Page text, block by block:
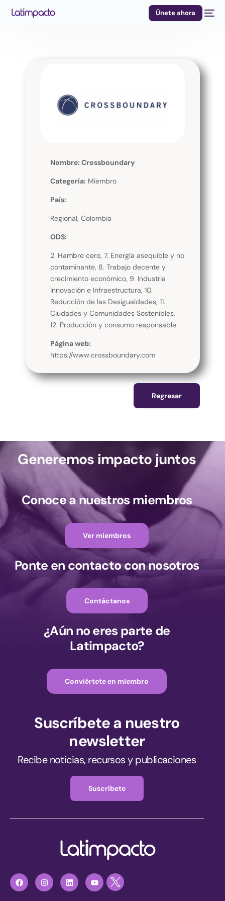
Únete ahora
Nombre: Crossboundary
Categoría: Miembro
País:
Regional, Colombia
ODS:
2. Hambre cero, 7. Energía asequible y no
contaminante, 8. Trabajo decente y
crecimiento económico, 9. Industria
Innovación e Infraestructura, 10.
Reducción de las Desigualdades, 11.
Ciudades y Comunidades Sostenibles,
12. Producción y consumo responsable
Página web:
https://www.crossboundary.com
Regresar
Generemos impacto juntos
Conoce a nuestros miembros
Ver miembros
Ponte en contacto con nosotros
Contáctanos
¿Aún no eres parte de
Latimpacto?
Conviértete en miembro
Suscríbete a nuestro
newsletter
Recibe noticias, recursos y publicaciones
Suscríbete